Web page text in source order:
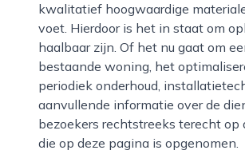
kwalitatief hoogwaardige
voet. Hierdoor is het in staat om
haalbaar zijn. Of het nu gaat om
bestaande woning, het
periodiek onderhoud,
aanvullende informatie over de
bezoekers rechtstreeks terecht
die op deze pagina is opgenomen.